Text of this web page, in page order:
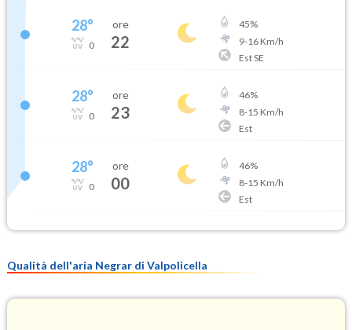
28°
0
ore
22
45%
9-16Km/h
Est SE
28°
0
ore
23
46%
8-15 Km/h
Est
28°
0
ore
00
46%
8-15 Km/h
Est
Qualità dell'aria Negrar di Valpolicella